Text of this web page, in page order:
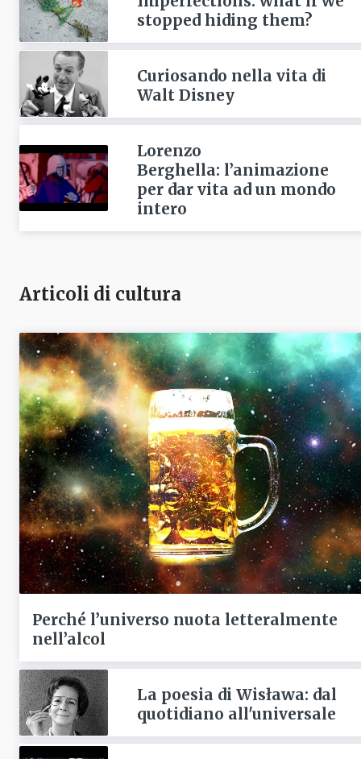
stopped hiding them?
Curiosando nella vita di
Walt Disney
Lorenzo
Berghella: l’animazione
per dar vita ad un mondo
intero
Articoli di cultura
Perché l’universo nuota letteralmente
nell’alcol
La poesia di Wisława: dal
quotidiano all'universale